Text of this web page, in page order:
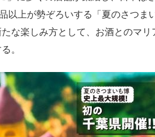
以上が勢ぞろいする「夏のさつま
な楽しみ方として、お酒とのマリ
。